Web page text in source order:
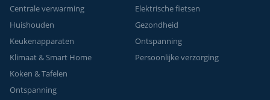
Centrale verwarming
Huishouden
Keukenapparaten
Klimaat & Smart Home
Koken & Tafelen
Ontspanning
Elektrische fietsen
Gezondheid
Ontspanning
Persoonlijke verzorging